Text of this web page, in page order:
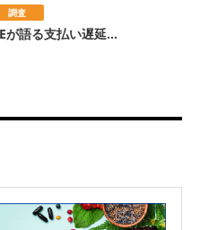
調査
が語る支払い遅延...